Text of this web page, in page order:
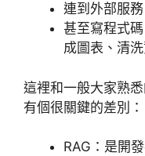
連到外部服
甚至寫程式
成圖表、清
這裡和一般大家熟悉
有個很關鍵的差別：
RAG：是開